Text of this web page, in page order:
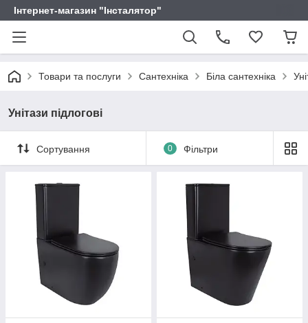
Інтернет-магазин "Інсталятор"
Товари та послуги Сантехніка Біла сантехніка
Унітази підлогові
Сортування 0 Фільтри